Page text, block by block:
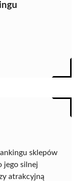
sklepów
jego silnej
atrakcyjną